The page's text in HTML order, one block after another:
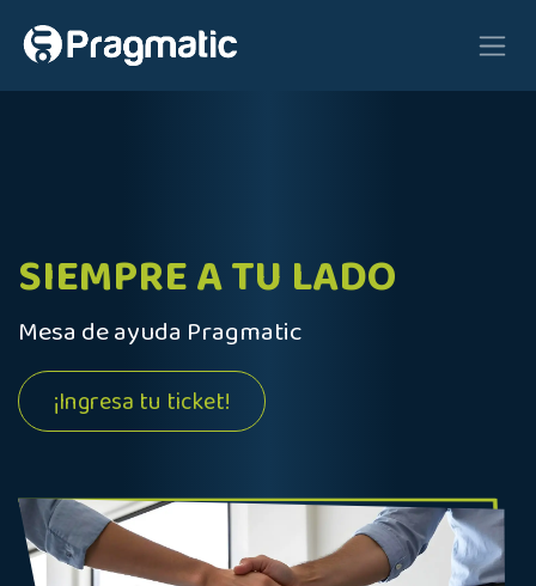
SIEMPRE A TU LADO
Mesa de ayuda Pragmatic
¡Ingresa tu ticket!